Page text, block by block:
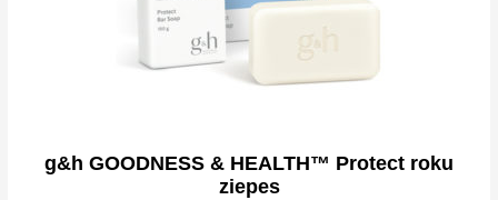
g&h GOODNESS & HEALTH™ Protect roku
ziepes